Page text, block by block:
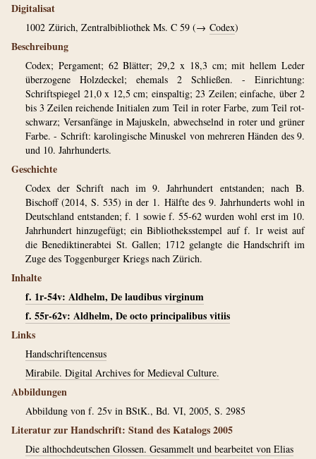
Digitalisat
1002 Zürich, Zentralbibliothek Ms. C 59 (→ Codex)
Beschreibung
Codex; Pergament; 62 Blätter; 29,2 x 18,3 cm; mit hellem Leder
überzogene Holzdeckel; ehemals 2 Schließen. - Einrichtung:
Schriftspiegel 21,0 x 12,5 cm; einspaltig; 23 Zeilen; einfache, über 2
bis 3 Zeilen reichende Initialen zum Teil in roter Farbe, zum Teil rot-
schwarz; Versanfänge in Majuskeln, abwechselnd in roter und grüner
Farbe. - Schrift: karolingische Minuskel von mehreren Händen des 9.
und 10. Jahrhunderts.
Geschichte
Codex der Schrift nach im 9. Jahrhundert entstanden; nach B.
Bischoff (2014, S. 535) in der 1. Hälfte des 9. Jahrhunderts wohl in
Deutschland entstanden; f. 1 sowie f. 55-62 wurden wohl erst im 10.
Jahrhundert hinzugefügt; ein Bibliotheksstempel auf f. 1r weist auf
die Benediktinerabtei St. Gallen; 1712 gelangte die Handschrift im
Zuge des Toggenburger Kriegs nach Zürich.
Inhalte
f. 1r-54v: Aldhelm, De laudibus virginum
f. 55r-62v: Aldhelm, De octo principalibus vitiis
Links
Handschriftencensus
Mirabile. Digital Archives for Medieval Culture.
Abbildungen
Abbildung von f. 25v in BStK., Bd. VI, 2005, S. 2985
Literatur zur Handschrift: Stand des Katalogs 2005
Die althochdeutschen Glossen. Gesammelt und bearbeitet von Elias